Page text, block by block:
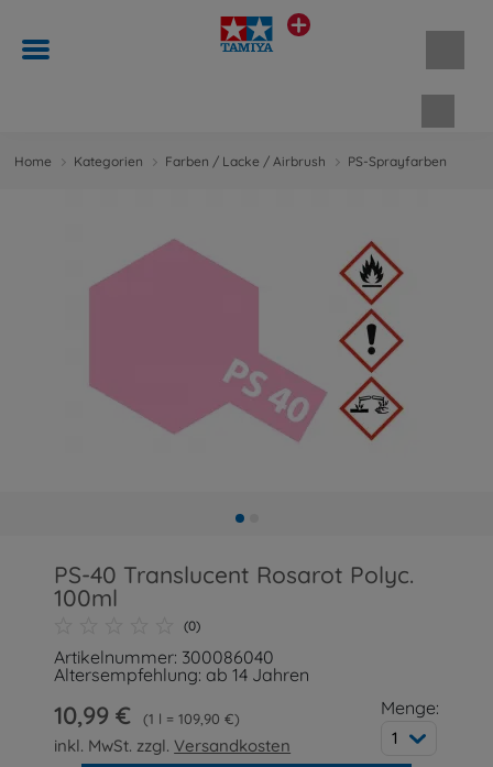
Home Kategorien Farben / Lacke / Airbrush PS-Sprayfarben
PS-40 Translucent Rosarot Polyc.
100ml
(0)
Artikelnummer: 300086040
Altersempfehlung: ab 14 Jahren
10,99 € 1 l = 109,90 €
inkl. MwSt. zzgl.Versandkosten
Menge:
1